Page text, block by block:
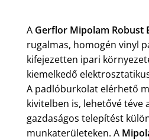
A Gerflor Mipolam Robust
rugalmas, homogén vinyl
kifejezetten ipari
kiemelkedő
A padlóburkolat elérhető
kivitelben is, lehetővé téve
gazdaságos telepítést
munkaterületeken. A